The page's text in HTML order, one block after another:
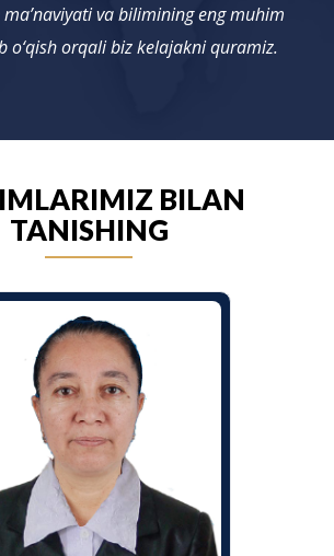
va bilimining eng muhim
o‘qish orqali biz kelajakni quramiz.
BILAN
TANISHING